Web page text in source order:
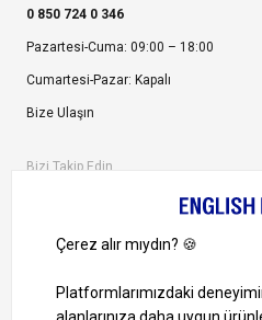
0 850 724 0 346
Pazartesi-Cuma: 09:00 – 18:00
Cumartesi-Pazar: Kapalı
Bize Ulaşın
Bizi Takip Edin
1000 TL ve Üzeri Alışverişlerinizde